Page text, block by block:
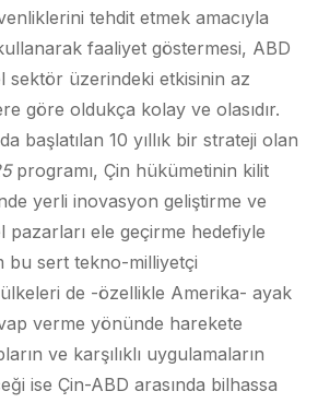
tehdit etmek amacıyla
faaliyet göstermesi, ABD
sektör üzerindeki etkisinin az
göre oldukça kolay ve olasıdır.
başlatılan 10 yıllık bir strateji olan
programı, Çin hükümetinin kilit
yerli inovasyon geliştirme ve
pazarları ele geçirme hedefiyle
bu sert tekno-milliyetçi
de -özellikle Amerika- ayak
verme yönünde harekete
ve karşılıklı uygulamaların
ise Çin-ABD arasında bilhassa